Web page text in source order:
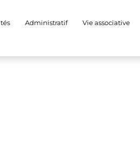
Administratif Vie associative